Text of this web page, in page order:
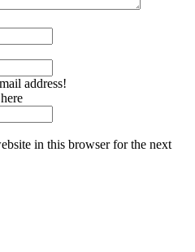
address!
in this browser for the next